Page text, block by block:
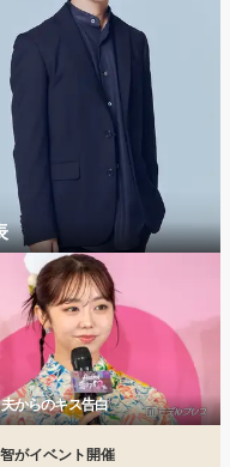
からのキス告白
がイベント開催